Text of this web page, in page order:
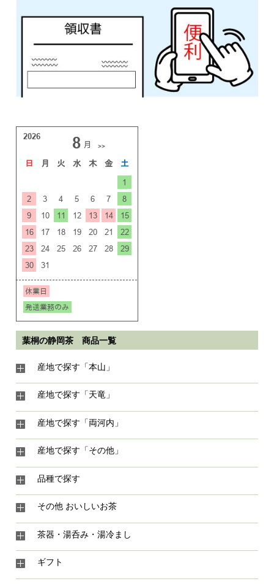
葉桐の静岡茶 商品一覧
産地で探す「本山」
産地で探す「天竜」
産地で探す「両河内」
産地で探す「その他」
品種で探す
その他 おいしいお茶
茶器・湯呑み・湯冷まし
ギフト